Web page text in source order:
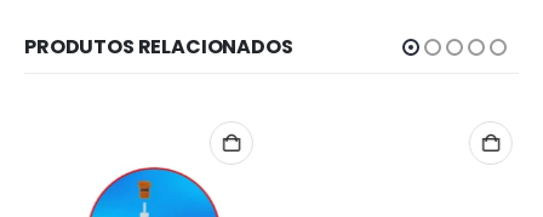
PRODUTOS RELACIONADOS